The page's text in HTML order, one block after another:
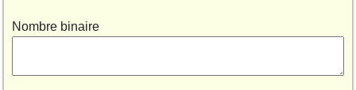
Nombre binaire